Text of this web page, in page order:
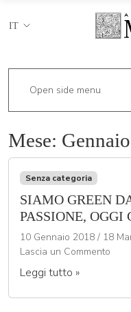
IT
Mese:
Senza categoria
SIAMO GREEN
PASSIONE, OGGI
10 Gennaio 2018 / 18
Lascia un Commento
Leggi tutto »
Open side menu